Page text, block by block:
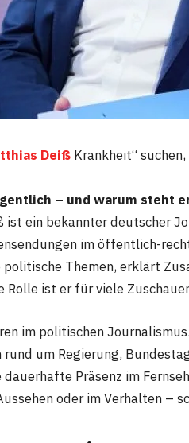
Deiß Krankheit“
– und warum steht
ist ein bekannter deutscher
im öffentlich-
Themen, erklärt
Rolle ist er für viele
im politischen
um Regierung,
dauerhafte Präsenz im
oder im Verhalten –